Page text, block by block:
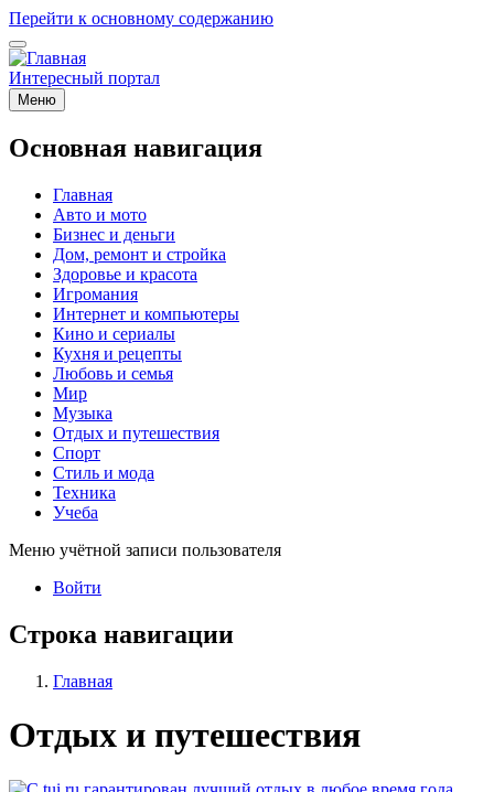
Перейти к основному содержанию
Интересный портал
Меню
Основная навигация
Главная
Авто и мото
Бизнес и деньги
Дом, ремонт и стройка
Здоровье и красота
Игромания
Интернет и компьютеры
Кино и сериалы
Кухня и рецепты
Любовь и семья
Мир
Музыка
Отдых и путешествия
Спорт
Стиль и мода
Техника
Учеба
Меню учётной записи пользователя
Войти
Строка навигации
Главная
Отдых и путешествия